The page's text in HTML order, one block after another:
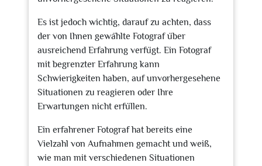
Es ist jedoch wichtig, darauf zu achten, dass
der von Ihnen gewählte Fotograf über
ausreichend Erfahrung verfügt. Ein Fotograf
mit begrenzter Erfahrung kann
Schwierigkeiten haben, auf unvorhergesehene
Situationen zu reagieren oder Ihre
Erwartungen nicht erfüllen.
Ein erfahrener Fotograf hat bereits eine
Vielzahl von Aufnahmen gemacht und weiß,
wie man mit verschiedenen Situationen